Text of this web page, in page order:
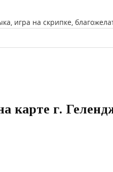
игра на скрипке,
карте г.